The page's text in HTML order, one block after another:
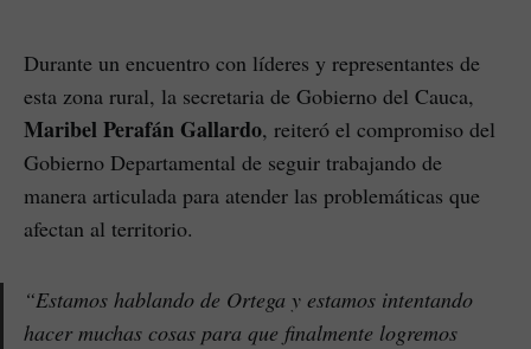
Durante un encuentro con líderes y representantes de
esta zona rural, la secretaria de Gobierno del Cauca,
Maribel Perafán Gallardo, reiteró el compromiso del
Gobierno Departamental de seguir trabajando de
manera articulada para atender las problemáticas que
afectan al territorio.
“Estamos hablando de Ortega y estamos intentando
hacer muchas cosas para que finalmente logremos